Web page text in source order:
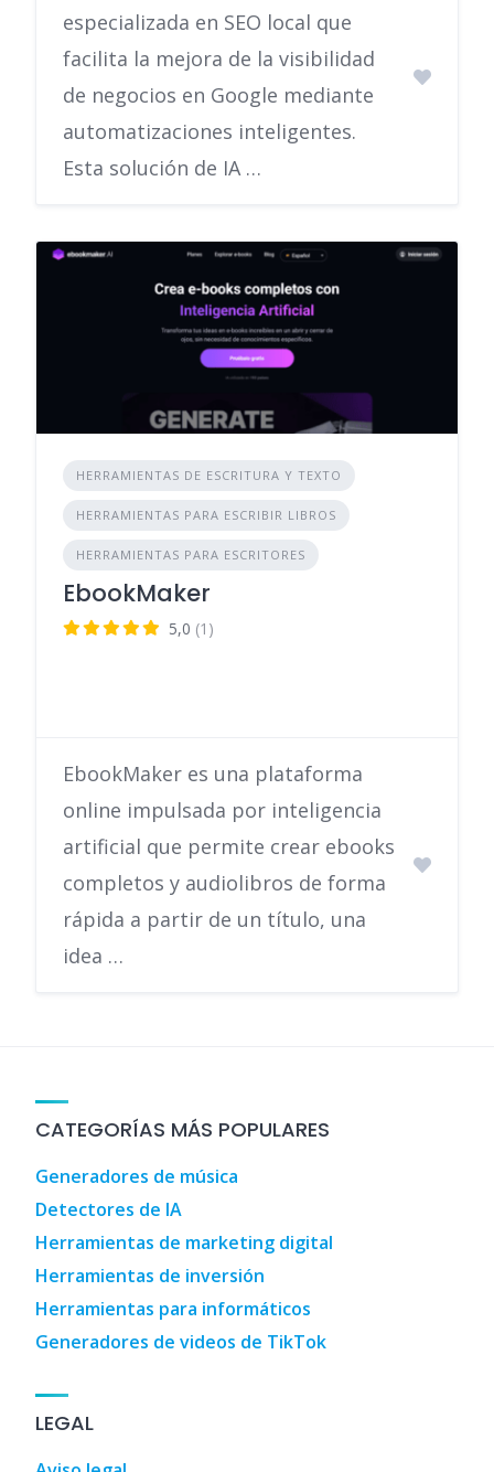
especializada en SEO local que
facilita la mejora de la visibilidad
de negocios en Google mediante
automatizaciones inteligentes.
Esta solución de IA …
HERRAMIENTAS DE ESCRITURA Y TEXTO
HERRAMIENTAS PARA ESCRIBIR LIBROS
HERRAMIENTAS PARA ESCRITORES
EbookMaker
5,0 (1)
EbookMaker es una plataforma
online impulsada por inteligencia
artificial que permite crear ebooks
completos y audiolibros de forma
rápida a partir de un título, una
idea …
CATEGORÍAS MÁS POPULARES
Generadores de música
Detectores de IA
Herramientas de marketing digital
Herramientas de inversión
Herramientas para informáticos
Generadores de videos de TikTok
LEGAL